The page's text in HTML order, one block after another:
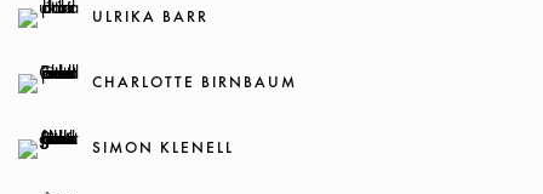
ULRIKA BARR
CHARLOTTE BIRNBAUM
SIMON KLENELL